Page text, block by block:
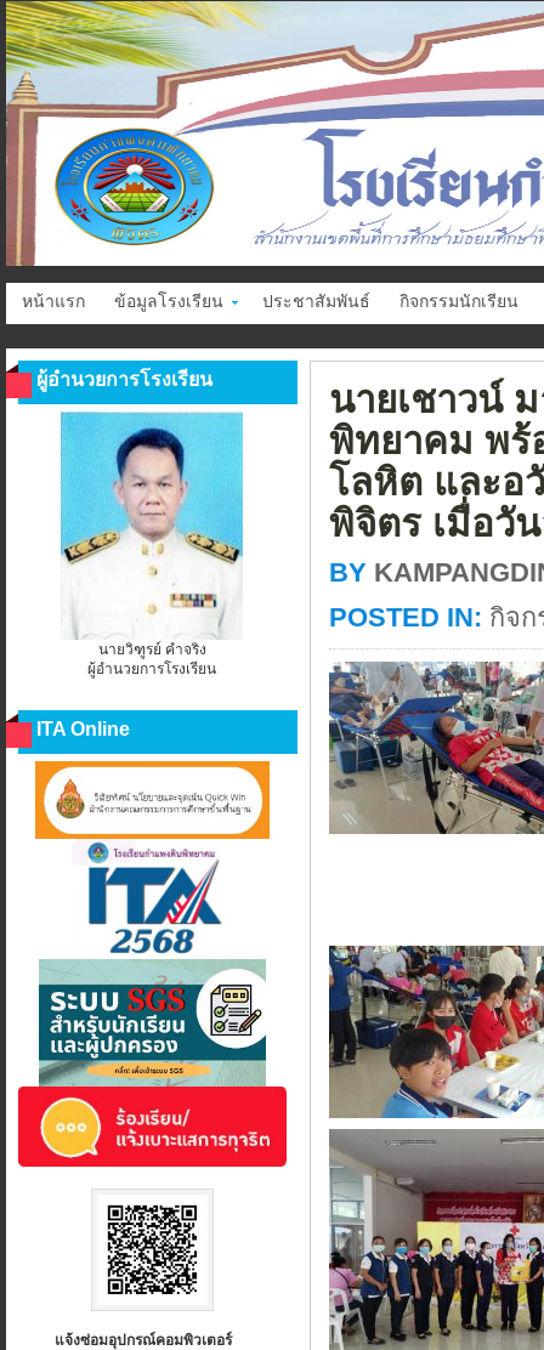
หน้าแรก ข้อมูลโรงเรียน ประชาสัมพันธ์ กิจกรรมนักเรียน
นายเชาวน์
พิทยาคม พร้
โลหิต และอ
พิจิตร เมื่อวั
BY
POSTED IN: กิจก
ผู้อำนวยการโรงเรียน
นายวิฑูรย์ คำจริง
ผู้อำนวยการโรงเรียน
ITA Online
แจ้งซ่อมอุปกรณ์คอมพิวเตอร์